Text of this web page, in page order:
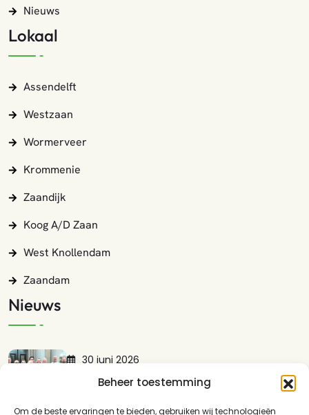
Beheer toestemming
Om de beste ervaringen te bieden, gebruiken wij technologieën
Nieuws
Lokaal
Assendelft
Westzaan
Wormerveer
Krommenie
Zaandijk
Koog A/d Zaan
West Knollendam
Zaandam
Nieuws
30 juni 2026
Lokaal Zaans Presenteert Met Trots:…